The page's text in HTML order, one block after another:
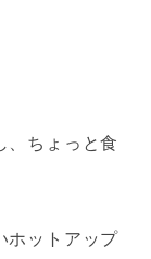
、ちょっと食
ホットアップ